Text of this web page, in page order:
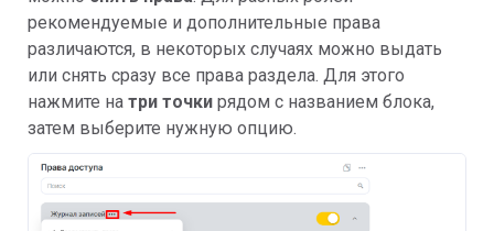
рекомендуемые и дополнительные права
различаются, в некоторых случаях можно выдать
или снять сразу все права раздела. Для этого
нажмите на три точки рядом с названием блока,
затем выберите нужную опцию.